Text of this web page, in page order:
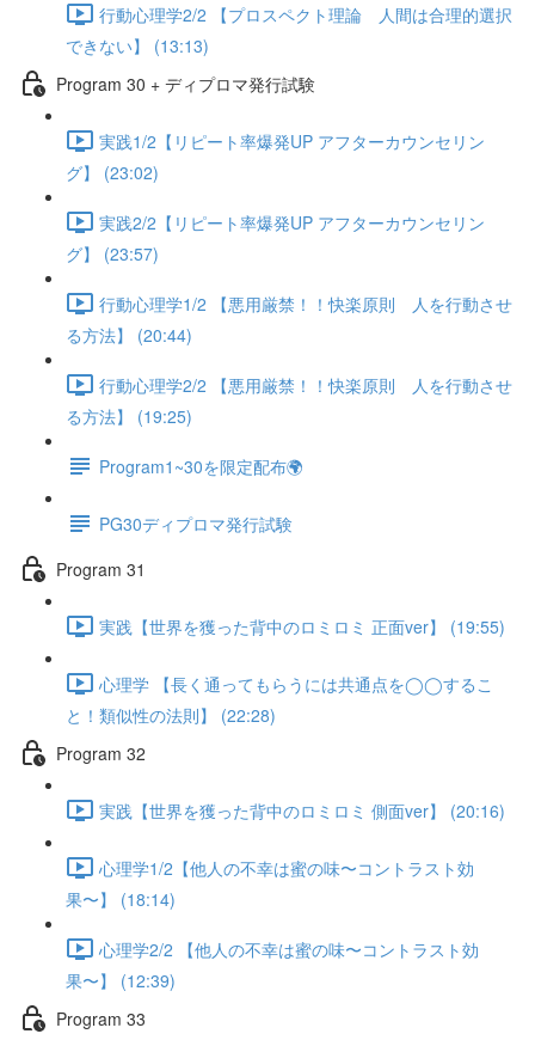
行動心理学2/2 【プロスペクト理論 人間は合理的選択
できない】 (13:13)
Program 30 + ディプロマ発行試験
実践1/2【リピート率爆発UP アフターカウンセリン
グ】 (23:02)
実践2/2【リピート率爆発UP アフターカウンセリン
グ】 (23:57)
行動心理学1/2 【悪用厳禁！！快楽原則 人を行動させ
る方法】 (20:44)
行動心理学2/2 【悪用厳禁！！快楽原則 人を行動させ
る方法】 (19:25)
Program1~30を限定配布🌍
PG30ディプロマ発行試験
Program 31
実践【世界を獲った背中のロミロミ 正面ver】 (19:55)
心理学 【長く通ってもらうには共通点を◯◯するこ
と！類似性の法則】 (22:28)
Program 32
実践【世界を獲った背中のロミロミ 側面ver】 (20:16)
心理学1/2【他人の不幸は蜜の味〜コントラスト効
果〜】 (18:14)
心理学2/2 【他人の不幸は蜜の味〜コントラスト効
果〜】 (12:39)
Program 33